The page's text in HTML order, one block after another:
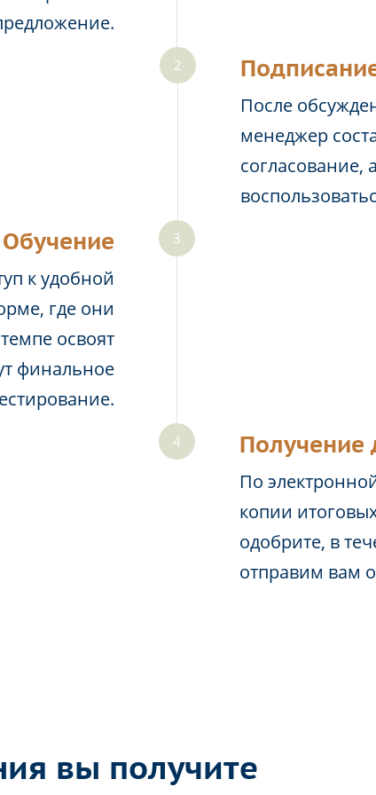
После
менеджер
Обучение
к удобной
где они
освоят
финальное
Получение
По
копии
одобрите, в
отправим вам
вы получите